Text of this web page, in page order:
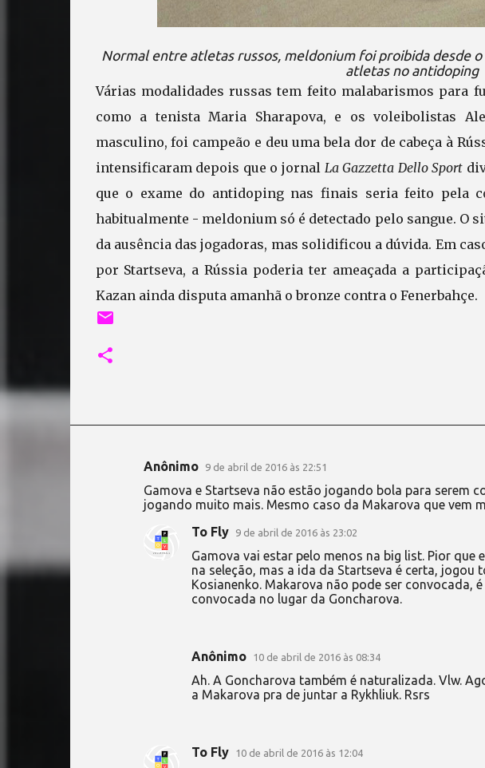
Normal entre atletas russos, meldonium foi proibida desde
atletas no antidoping
Várias modalidades russas tem feito malabarismos para
como a tenista Maria Sharapova, e os voleibolistas
masculino, foi campeão e deu uma bela dor de cabeça à
intensificaram depois que o jornal La Gazzetta Dello Sport
que o exame do antidoping nas finais seria feito pela
habitualmente - meldonium só é detectado pelo sangue. O
da ausência das jogadoras, mas solidificou a dúvida. Em
por Startseva, a Rússia poderia ter ameaçada a
Kazan ainda disputa amanhã o bronze contra o Fenerbahçe.
Anônimo 9 de abril de 2016 às 22:51
Gamova e Startseva não estão jogando bola para serem
jogando muito mais. Mesmo caso da Makarova que vem
To Fly 9 de abril de 2016 às 23:02
Gamova vai estar pelo menos na big list. Pior que
na seleção, mas a ida da Startseva é certa,
Kosianenko. Makarova não pode ser convocada,
convocada no lugar da Goncharova.
Anônimo 10 de abril de 2016 às 08:34
Ah. A Goncharova também é naturalizada. Vlw.
a Makarova pra de juntar a Rykhliuk. Rsrs
To Fly 10 de abril de 2016 às 12:04